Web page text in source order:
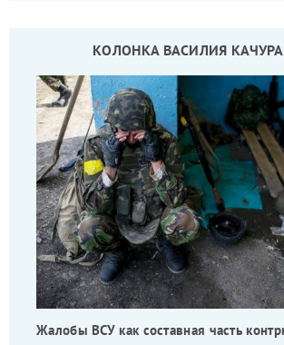
КОЛОНКА ВАСИЛИЯ КАЧУРА
Жалобы ВСУ как составная часть